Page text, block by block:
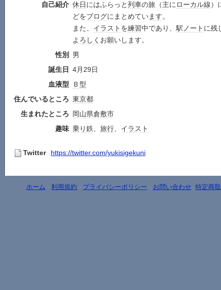
自己紹介 休日にはふらっと列車の旅（主にローカル線）
どをブログにまとめています。
また、 イラスト を練習中であり、駅ノート に残
よろしく お願いします。
性別
男
誕生日
4月29日
血液型
Ｂ型
住んでいるところ 東京都
生まれたところ
岡山県倉敷市
趣味 乗り鉄、 旅行、 イラスト
Twitter https://twitter.com/yukisigekuni
ホーム - 利用規約 - プライバシーポリシー - お問い合わせ- 特定商